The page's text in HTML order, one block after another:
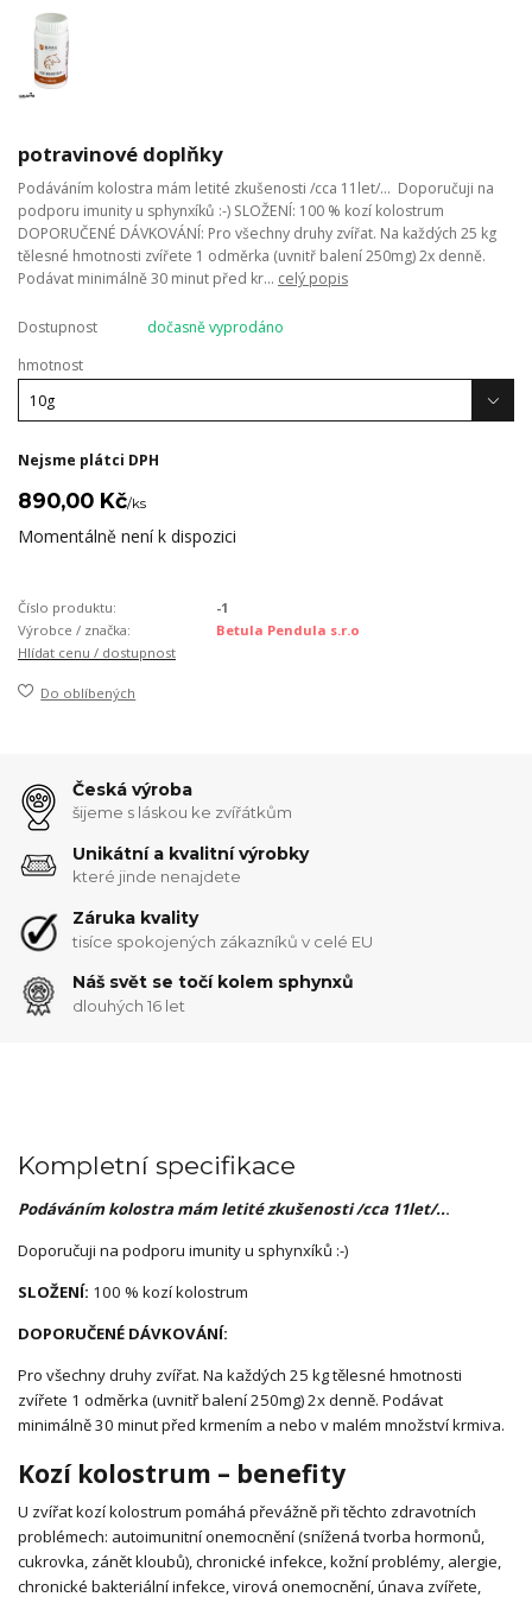
potravinové doplňky
Podáváním kolostra mám letité zkušenosti /cca 11let/... Doporučuji na
podporu imunity u sphynxíků :-) SLOŽENÍ: 100 % kozí kolostrum
DOPORUČENÉ DÁVKOVÁNÍ: Pro všechny druhy zvířat. Na každých 25 kg
tělesné hmotnosti zvířete 1 odměrka (uvnitř balení 250mg) 2x denně.
Podávat minimálně 30 minut před kr... celý popis
Dostupnost
dočasně vyprodáno
hmotnost
Nejsme plátci DPH
890,00 Kč/ks
Momentálně není k dispozici
Číslo produktu:
-1
Výrobce / značka:
Betula Pendula s.r.o
Hlídat cenu / dostupnost
Do oblíbených
Česká výroba
šijeme s láskou ke zvířátkům
Unikátní a kvalitní výrobky
které jinde nenajdete
Záruka kvality
tisíce spokojených zákazníků v celé EU
Náš svět se točí kolem sphynxů
dlouhých 16 let
Kompletní specifikace
Podáváním kolostra mám letité zkušenosti /cca 11let/...
Doporučuji na podporu imunity u sphynxíků :-)
SLOŽENÍ: 100 % kozí kolostrum
DOPORUČENÉ DÁVKOVÁNÍ:
Pro všechny druhy zvířat. Na každých 25 kg tělesné hmotnosti
zvířete 1 odměrka (uvnitř balení 250mg) 2x denně. Podávat
minimálně 30 minut před krmením a nebo v malém množství krmiva.
Kozí kolostrum – benefity
U zvířat kozí kolostrum pomáhá převážně při těchto zdravotních
problémech: autoimunitní onemocnění (snížená tvorba hormonů,
cukrovka, zánět kloubů), chronické infekce, kožní problémy, alergie,
chronické bakteriální infekce, virová onemocnění, únava zvířete,